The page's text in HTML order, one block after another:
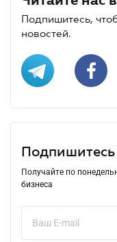
Подпишитесь,
новостей.
Подпишитесь
Получайте по
бизнеса